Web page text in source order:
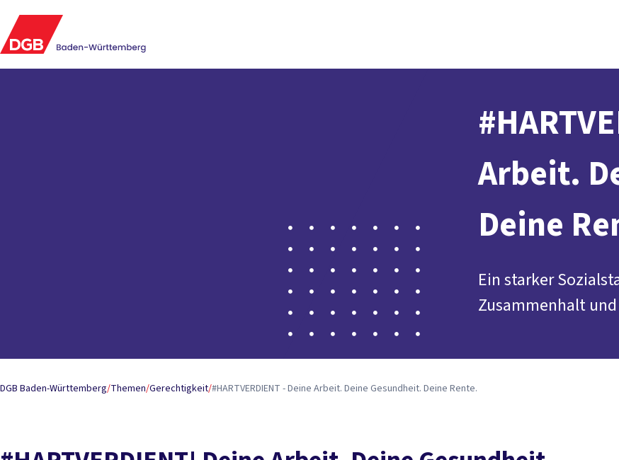
Arbeit.
Deine
Ein starker
Zusammenhalt
DGB Baden-Württemberg/Themen/Gerechtigkeit/#HARTVERDIENT - Deine Arbeit. Deine Gesundheit. Deine Rente.